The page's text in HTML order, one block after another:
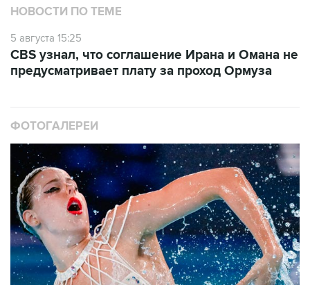
НОВОСТИ ПО ТЕМЕ
5 августа 15:25
CBS узнал, что соглашение Ирана и Омана не
предусматривает плату за проход Ормуза
ФОТОГАЛЕРЕИ